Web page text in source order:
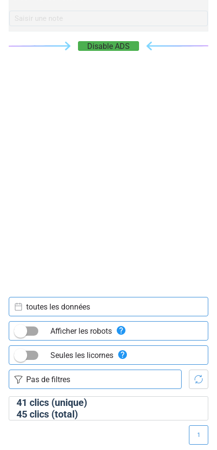
Disable ADS
41 clics (unique)
45clics (total)
toutes les données
Afficher les robots
Seules les licornes
1